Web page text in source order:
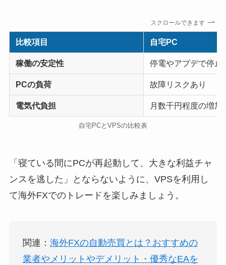
スクロールできます
比較項目 自宅PC
稼働の安定性 停電やアプデで停止
PCの負荷 故障リスクあり
電気代負担 月数千円程度の増加
自宅PCとVPSの比較表
「寝ている間にPCが再起動して、大きな利益チャ
ンスを逃した」とならないように、VPSを利用し
て海外FXでのトレードを楽しみましょう。
関連： 海外FXの自動売買とは？おすすめの
業者やメリットやデメリット・優秀なEAを